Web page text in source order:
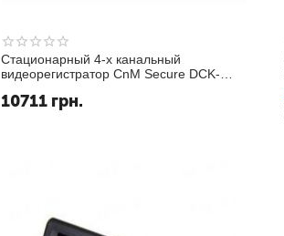
Стационарный 4-х канальный
видеорегистратор CnM Secure DCK-
10711 грн.